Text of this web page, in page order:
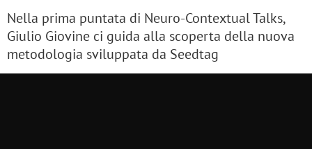
Nella prima puntata di Neuro-Contextual Talks,
Giulio Giovine ci guida alla scoperta della nuova
metodologia sviluppata da Seedtag